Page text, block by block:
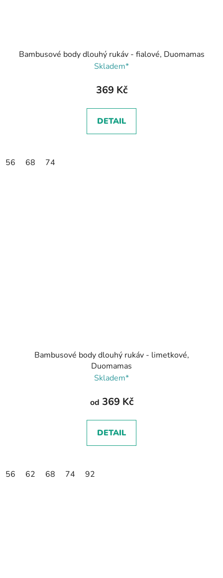
Bambusové body dlouhý rukáv - fialové, Duomamas
Skladem*
369 Kč
DETAIL
56 68 74
Bambusové body dlouhý rukáv - limetkové,
Duomamas
Skladem*
od 369 Kč
DETAIL
56 62 68 74 92